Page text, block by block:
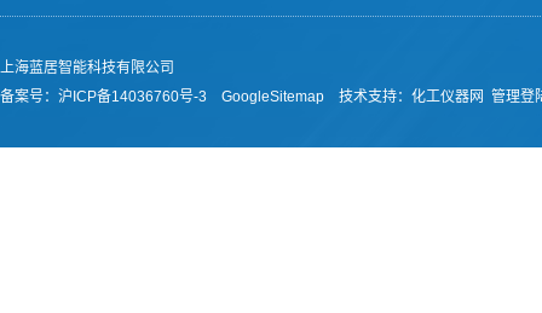
上海蓝居智能科技有限公司
备案号： 沪ICP备14036760号-3 GoogleSitemap 技术支持： 化工仪器网 管理登